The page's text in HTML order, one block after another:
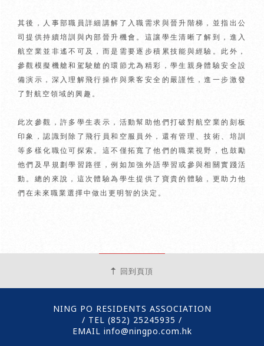
其後，人事部職員詳細講解了入職需求與晉升階梯，並指出公
司提供持續培訓與內部晉升機會。這讓學生清晰了解到，進入
航空業並非遙不可及，而是需要逐步積累技能與經驗。此外，
參觀模擬機艙和駕駛艙的環節尤為精彩，學生親身體驗安全設
備演示，深入理解飛行操作與乘客安全的嚴謹性，進一步激發
了對航空領域的興趣。
此次參觀，許多學生表示，活動幫助他們打破對航空業的刻板
印象，認識到除了飛行員和空服員外，還有管理、技術、培訓
等多樣化職位可探索。這不僅拓寬了他們的職業視野，也鼓勵
他們及早規劃學習路徑，例如加強外語學習或參與相關實踐活
動。總的來說，這次體驗為學生提供了寶貴的體驗，更助力他
們在未來職業選擇中做出更明智的決定。
回到頁頂
NING PO RESIDENTS ASSOCIATION
/ TEL (852) 25245935 /
EMAIL info@ningpo.com.hk